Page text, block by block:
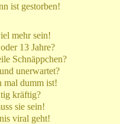
ist gestorben!
mehr sein!
13 Jahre?
Schnäppchen?
unerwartet?
mal dumm ist!
kräftig?
sie sein!
viral geht!